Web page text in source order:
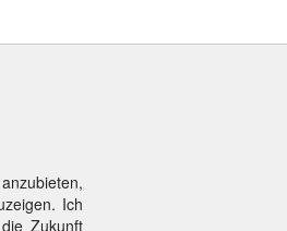
Ich
Zukunft